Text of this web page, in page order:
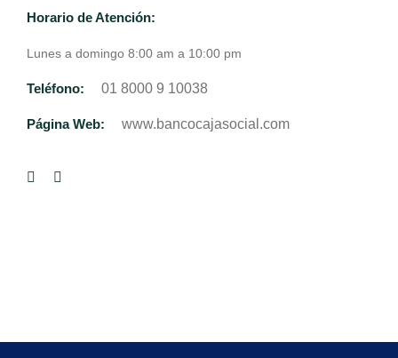
Horario de Atención:
Lunes a domingo 8:00 am a 10:00 pm
Teléfono: 01 8000 9 10038
Página Web: www.bancocajasocial.com